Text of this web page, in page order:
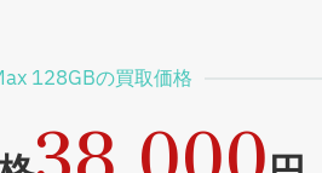
128GBの買取価格